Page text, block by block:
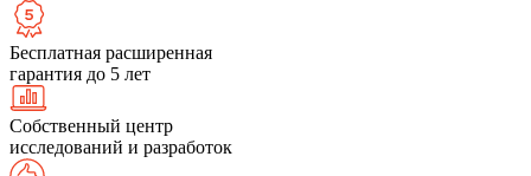
Бесплатная расширенная
гарантия до 5 лет
Собственный центр
исследований и разработок